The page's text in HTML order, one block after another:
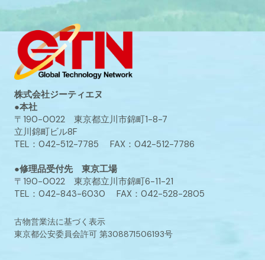
株式会社ジーティエヌ
●本社
〒190-0022 東京都立川市錦町1-8-7
立川錦町ビル8F
TEL：042-512-7785 FAX：042-512-7786
●修理品受付先 東京工場
〒190-0022 東京都立川市錦町6-11-21
TEL：042-843-6030 FAX：042-528-2805
古物営業法に基づく表示
東京都公安委員会許可 第308871506193号